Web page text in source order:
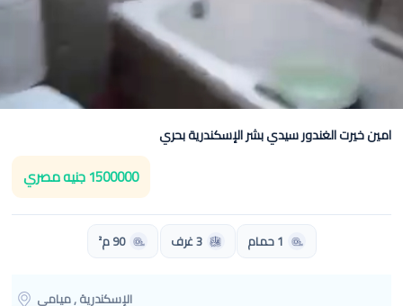
امين خيرت الغندور سيدي بشر الإسكندرية بحري
1500000 جنيه مصري
1 حمام 3 غرف 90 م²
الإسكندرية , ميامي